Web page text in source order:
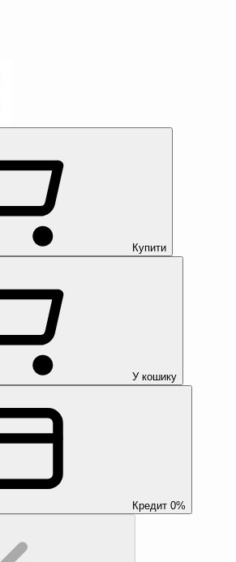
Купити
У кошику
Кредит 0%